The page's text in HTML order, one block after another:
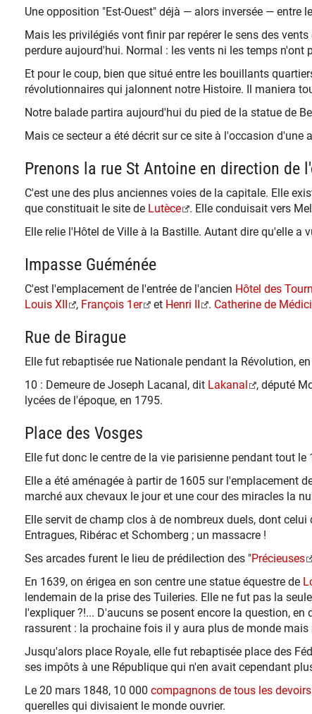
Une opposition "Est-Ouest" déjà — alors inversée — entre
Mais les privilégiés vont finir par repérer le sens des
perdure aujourd'hui. Normal : les vents ni les temps n'ont
Et pour le coup, bien que situé entre les bouillants
révolutionnaires qui jalonnent notre Histoire. Il maniera
Notre balade partira aujourd'hui du pied de la statue de
Mais ce secteur a été décrit sur ce site à l'occasion
Prenons la rue St Antoine en direction de
C'est une des plus anciennes voies de la capitale. Elle
que constituait le site de Lutèce
. Elle conduisait vers
Elle relie l'Hôtel de Ville à la Bastille. Autant dire qu'elle a
Impasse Guéménée
C'est l'emplacement de l'entrée de l'ancien Hôtel des
Louis XII
, François 1er et Henri II . Catherine de
Rue de Birague
Elle fut rebaptisée rue Nationale pendant la Révolution,
10 : Demeure de Joseph Lacanal, dit Lakanal , député
lycées de l'époque, en 1795.
Place des Vosges
Elle fut donc le centre de la vie parisienne pendant tout le
Elle a été aménagée à partir de 1605 sur l'emplacement
marché aux chevaux le jour et une cour des miracles la
Elle servit de champ clos à de nombreux duels, dont celui
Entragues, Ribérac et Schomberg ; un massacre !
Ses arcades furent le lieu de prédilection des "Précieuses
En 1639, on érigea en son centre une statue équestre de
lendemain de la prise des Tuileries. Elle ne fut pas la
l'expliquer ?!... D'aucuns se posent encore la question,
rassurent : la prochaine fois il y aura plus de monde
Jusqu'alors place Royale, elle fut rebaptisée place des
ses impôts à une République qui n'en avait cependant
Le 20 mars 1848, 10 000 compagnons de tous les devoirs
querelles qui divisaient le monde ouvrier.